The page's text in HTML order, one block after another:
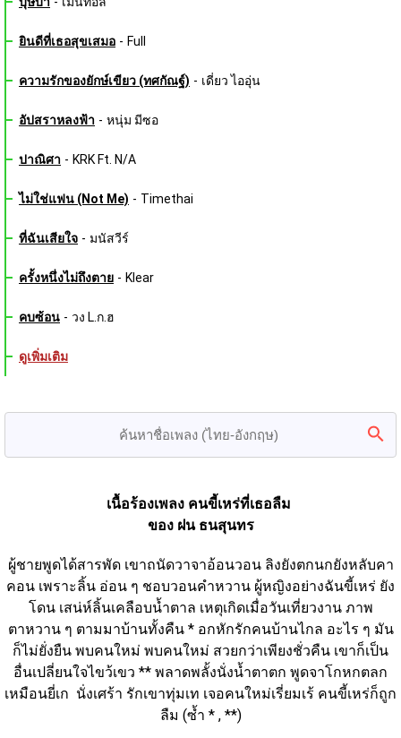
ยินดีที่เธอสุขเสมอ - Full
ความรักของยักษ์เขียว (ทศกัณฐ์) - เดี่ยว ไออุ่น
อัปสราหลงฟ้า - หนุ่ม มีซอ
ปาณิศา - KRK Ft. N/A
ไม่ใช่แฟน (Not Me) - Timethai
ที่ฉันเสียใจ - มนัสวีร์
ครั้งหนึ่งไม่ถึงตาย - Klear
คบซ้อน - วง L.ก.ฮ
ดูเพิ่มเติม
เนื้อร้องเพลง คนขี้เหร่ที่เธอลืม
ของ ฝน ธนสุนทร
ผู้ชายพูดได้สารพัด เขาถนัดวาจาอ้อนวอน ลิงยังตกนกยังหลับคา
คอน เพราะลิ้น อ่อน ๆ ชอบวอนคำหวาน ผู้หญิงอย่างฉันขี้เหร่ ยัง
โดน เสน่ห์ลิ้นเคลือบน้ำตาล เหตุเกิดเมื่อวันเที่ยวงาน ภาพ
ตาหวาน ๆ ตามมาบ้านทั้งคืน * อกหักรักคนบ้านไกล อะไร ๆ มัน
ก็ไม่ยั่งยืน พบคนใหม่ พบคนใหม่ สวยกว่าเพียงชั่วคืน เขาก็เป็น
อื่นเปลี่ยนใจไขว้เขว ** พลาดพลั้งนั่งน้ำตาตก พูดจาโกหกตลก
เหมือนยี่เก  นั่งเศร้า รักเขาทุ่มเท เจอคนใหม่เรี่ยมเร้ คนขี้เหร่ก็ถูก
ลืม (ซ้ำ * , **)